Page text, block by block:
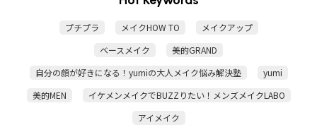
プチプラ メイクHOW TO
メイクアップ
ベースメイク
美的GRAND
自分の顔が好きになる！yumiの大人メイク悩み解決塾
yumi
美的MEN
イケメンメイクでBUZZりたい！メンズメイクLABO
アイメイク